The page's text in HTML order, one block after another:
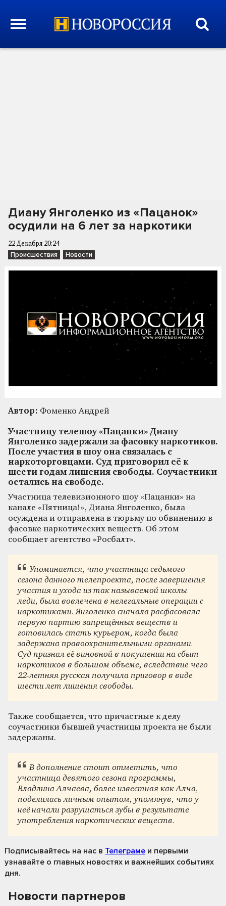
Диану Янголенко из «Пацанок»
осудили на 6 лет за наркотики
22 Декабря 20:24
Происшествия Новости
Автор: Фоменко Андрей
Участницу телешоу «Пацанки» Диану
Янголенко задержали за фасовку наркотиков.
После участия в шоу она связалась с
наркоторговцами. Суд приговорил её к
шести годам лишения свободы. Соучастники
остались на свободе.
Участница телевизионного шоу «Пацанки» на
канале «Пятница!», Диана Янголенко, была
осуждена и отправлена в тюрьму по обвинению в
фасовке наркотических веществ. Об этом
сообщает агентство «Росбалт».
Упоминается, что участница седьмого
сезона данного телепроекта, после завершения
участия и ухода из так называемой школы
леди, была вовлечена в нелегальные операции с
наркотиками. Янголенко сначала расфасовала
первую партию запрещённых веществ и
готовилась стать курьером, когда была
задержана правоохранительными органами.
Суд признал её виновной в покушении на сбыт
наркотиков в большом объеме, вследствие чего
22-летняя русская получила приговор в виде
шести лет лишения свободы.
Также сообщается, что причастные к делу
соучастники бывшей участницы проекта не были
задержаны.
В дополнение стоит отметить, что
участница девятого сезона программы,
Владлина Алчаева, более известная как Алча,
поделилась личным опытом, упомянув, что у
неё начали разрушаться зубы в результате
употребления наркотических веществ.
Подписывайтесь на нас в Телеграме и первыми
узнавайте о главных новостях и важнейших событиях
дня.
Новости партнеров